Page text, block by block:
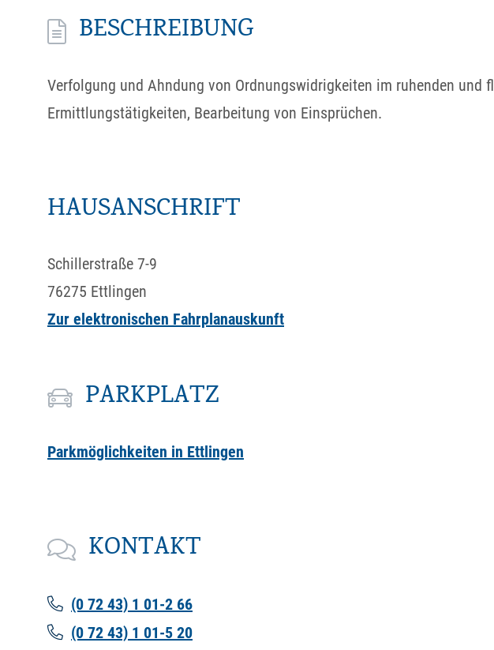
BESCHREIBUNG
Verfolgung und Ahndung von Ordnungswidrigkeiten im ruhenden und
Ermittlungstätigkeiten, Bearbeitung von Einsprüchen.
HAUSANSCHRIFT
Schillerstraße 7-9
76275 Ettlingen
Zur elektronischen Fahrplanauskunft
PARKPLATZ
Parkmöglichkeiten in Ettlingen
KONTAKT
(0 72 43) 1 01-2 66
(0 72 43) 1 01-5 20